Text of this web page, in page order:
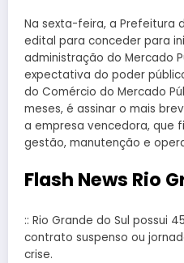
Na sexta-feira, a Prefeitura
edital para conceder para
administração do Mercado
expectativa do poder
do Comércio do Mercado
meses, é assinar o mais
a empresa vencedora, que
gestão, manutenção e
Flash News Rio
:: Rio Grande do Sul possui
contrato suspenso ou
crise.